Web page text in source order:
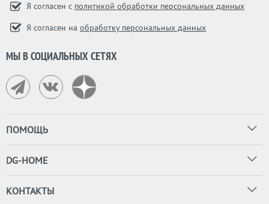
Я согласен с политикой обработки персональных данных
Я согласен на обработку персональных данных
МЫ В СОЦИАЛЬНЫХ СЕТЯХ
ПОМОЩЬ
DG-HOME
КОНТАКТЫ